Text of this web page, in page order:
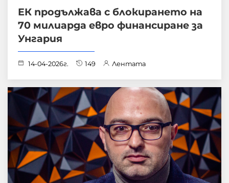
ЕК продължава с блокирането на
70 милиарда евро финансиране за
Унгария
14-04-2026г. 149 Лентата